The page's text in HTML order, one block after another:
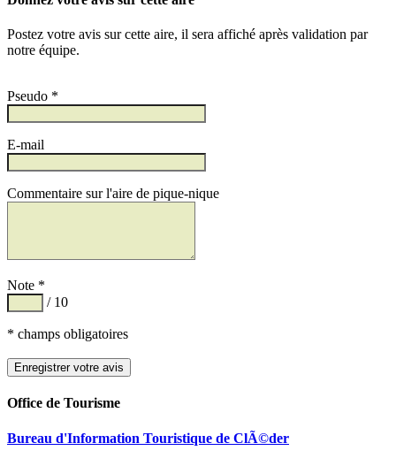
Postez votre avis sur cette aire, il sera affiché après validation par
notre équipe.
Pseudo *
E-mail
Commentaire sur l'aire de pique-nique
Note *
/ 10
* champs obligatoires
Office de Tourisme
Bureau d'Information Touristique de ClÃ©der